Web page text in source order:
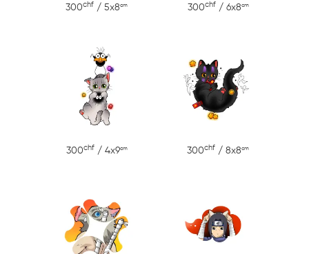
300chf / 5x8cm 300chf / 6x8cm
300chf / 4x9cm 300chf / 8x8cm